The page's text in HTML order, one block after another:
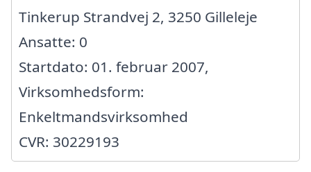
Tinkerup Strandvej 2, 3250 Gilleleje
Ansatte: 0
Startdato: 01. februar 2007,
Virksomhedsform:
Enkeltmandsvirksomhed
CVR: 30229193